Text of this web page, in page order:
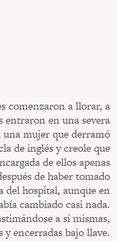
comenzaron a llorar, a
en una severa
una mujer que derramó
de inglés y creole que
de ellos apenas
de haber tomado
del hospital, aunque en
cambiado casi nada.
a sí mismas,
y encerradas bajo llave.